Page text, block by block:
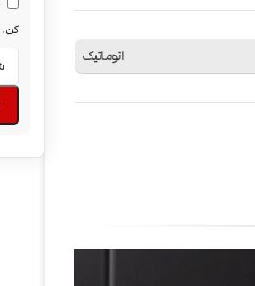
اتوماتیک
کن.